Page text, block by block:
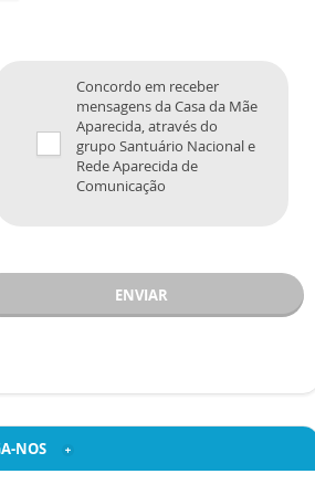
Concordo em receber
mensagens da Casa da Mãe
Aparecida, através do
grupo Santuário Nacional e
Rede Aparecida de
Comunicação
ENVIAR
NOS